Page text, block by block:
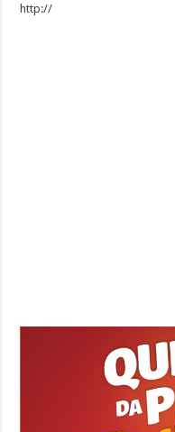
http://